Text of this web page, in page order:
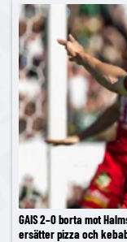
GAIS 2–0 borta mot
ersätter pizza och